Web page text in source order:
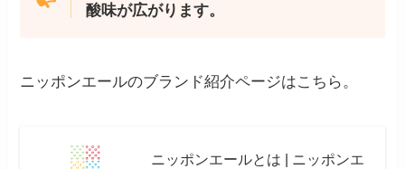
酸味が広がります。
ニッポンエールのブランド紹介ページはこちら。
ニッポンエールとは | ニッポンエ